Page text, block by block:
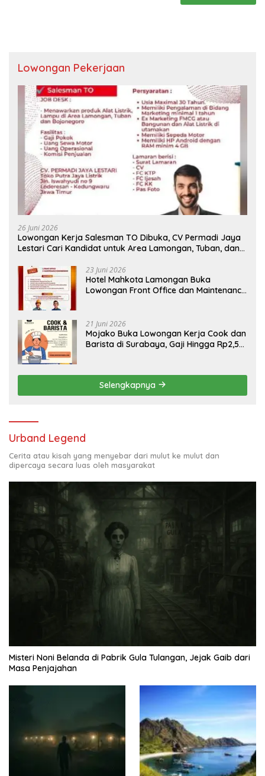
Lowongan Pekerjaan
26 Juni 2026
Lowongan Kerja Salesman TO Dibuka, CV Permadi Jaya
Lestari Cari Kandidat untuk Area Lamongan, Tuban, dan
23 Juni 2026
Hotel Mahkota Lamongan Buka
Lowongan Front Office dan Maintenance
21 Juni 2026
Mojako Buka Lowongan Kerja Cook dan
Barista di Surabaya, Gaji Hingga Rp2,5
Selengkapnya
Urband Legend
Cerita atau kisah yang menyebar dari mulut ke mulut dan
dipercaya secara luas oleh masyarakat
Misteri Noni Belanda di Pabrik Gula Tulangan, Jejak Gaib dari
Masa Penjajahan